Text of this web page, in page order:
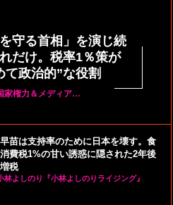
守る首相」を演じ続
だけ。税率1％策が
て政治的”な役割
家権力＆メディア…
苗は支持率のために日本を壊す。食
費税1%の甘い誘惑に隠された2年後
税
林よしのり『小林よしのりライジング』